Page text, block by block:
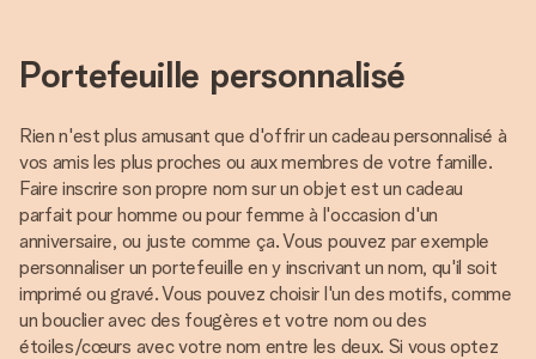
Portefeuille personnalisé
Rien n'est plus amusant que d'offrir un cadeau personnalisé à
vos amis les plus proches ou aux membres de votre famille.
Faire inscrire son propre nom sur un objet est un cadeau
parfait pour homme ou pour femme à l'occasion d'un
anniversaire, ou juste comme ça. Vous pouvez par exemple
personnaliser un portefeuille en y inscrivant un nom, qu'il soit
imprimé ou gravé. Vous pouvez choisir l'un des motifs, comme
un bouclier avec des fougères et votre nom ou des
étoiles/cœurs avec votre nom entre les deux. Si vous optez